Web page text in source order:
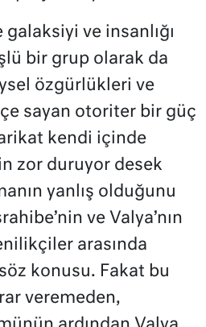
galaksiyi ve insanlığı
bir grup olarak da
özgürlükleri ve
sayan otoriter bir güç
kendi içinde
zor duruyor desek
yanlış olduğunu
ve Valya’nın
arasında
konusu. Fakat bu
veremeden,